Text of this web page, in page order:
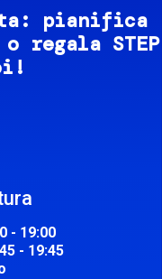
pianifica
STEP
- 19:00
- 19:45